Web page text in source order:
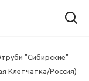
"Сибирские"
Клетчатка/Россия)